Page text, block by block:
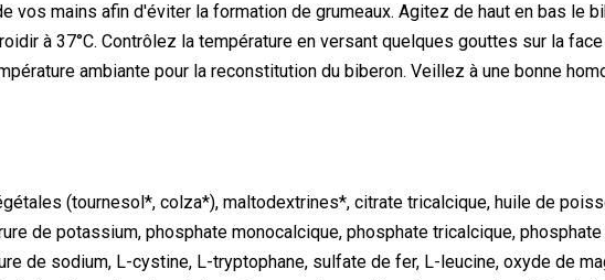
vos mains afin d'éviter la formation de grumeaux. Agitez de haut en bas le
à 37°C. Contrôlez la température en versant quelques gouttes sur la
ambiante pour la reconstitution du biberon. Veillez à une bonne
(tournesol*, colza*), maltodextrines*, citrate tricalcique, huile de
de potassium, phosphate monocalcique, phosphate tricalcique,
de sodium, L-cystine, L-tryptophane, sulfate de fer, L-leucine, oxyde de